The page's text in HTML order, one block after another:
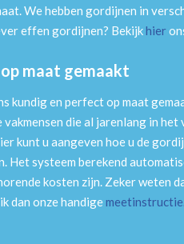
We hebben gordijnen in
effen gordijnen? Bekijkhier
maat gemaakt
kundig en perfect op maat
die al jarenlang in het
kunt u aangeven hoe u de
Het systeem berekend
kosten zijn. Zeker weten
dan onze handigemeetinstructie